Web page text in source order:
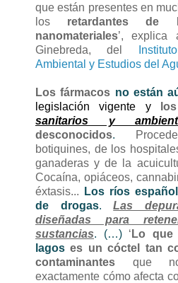
que están presentes en
los retardantes de
nanomateriales’, explica
Ginebreda, del
Ambiental y Estudios del
Los fármacos no están
legislación vigente y
sanitarios y
desconocidos.
botiquines, de los
ganaderas y de la
Cocaína, opiáceos,
éxtasis...
Los ríos
de drogas.
Las
diseñadas para
sustancias. (…)‘ Lo
lagos es un cóctel tan
contaminantes que no
exactamente cómo afecta